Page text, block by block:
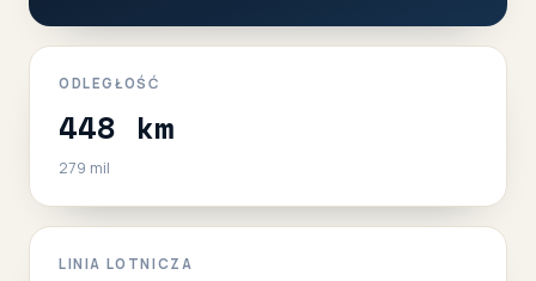
ODLEGŁOŚĆ
448 km
279 mil
LINIA LOTNICZA